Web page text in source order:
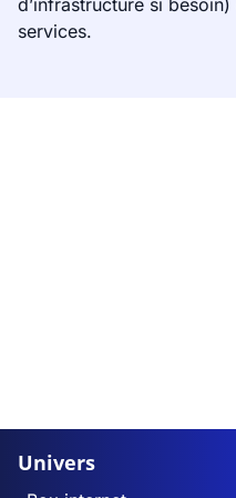
d’infrastructure si
services.
Univers